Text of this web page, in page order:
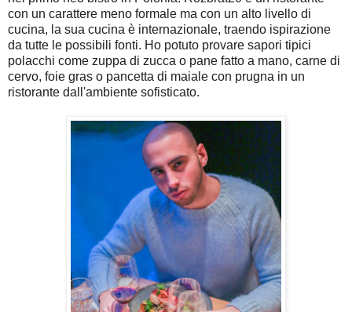
con un carattere meno formale ma con un alto livello di
cucina, la sua cucina è internazionale, traendo ispirazione
da tutte le possibili fonti. Ho potuto provare sapori tipici
polacchi come zuppa di zucca o pane fatto a mano, carne di
cervo, foie gras o pancetta di maiale con prugna in un
ristorante dall'ambiente sofisticato.